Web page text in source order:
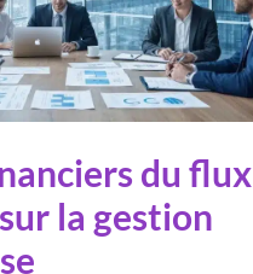
du flux
la gestion